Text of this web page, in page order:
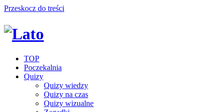
Przeskocz do treści
TOP
Poczekalnia
Quizy
Quizy wiedzy
Quizy na czas
Quizy wizualne